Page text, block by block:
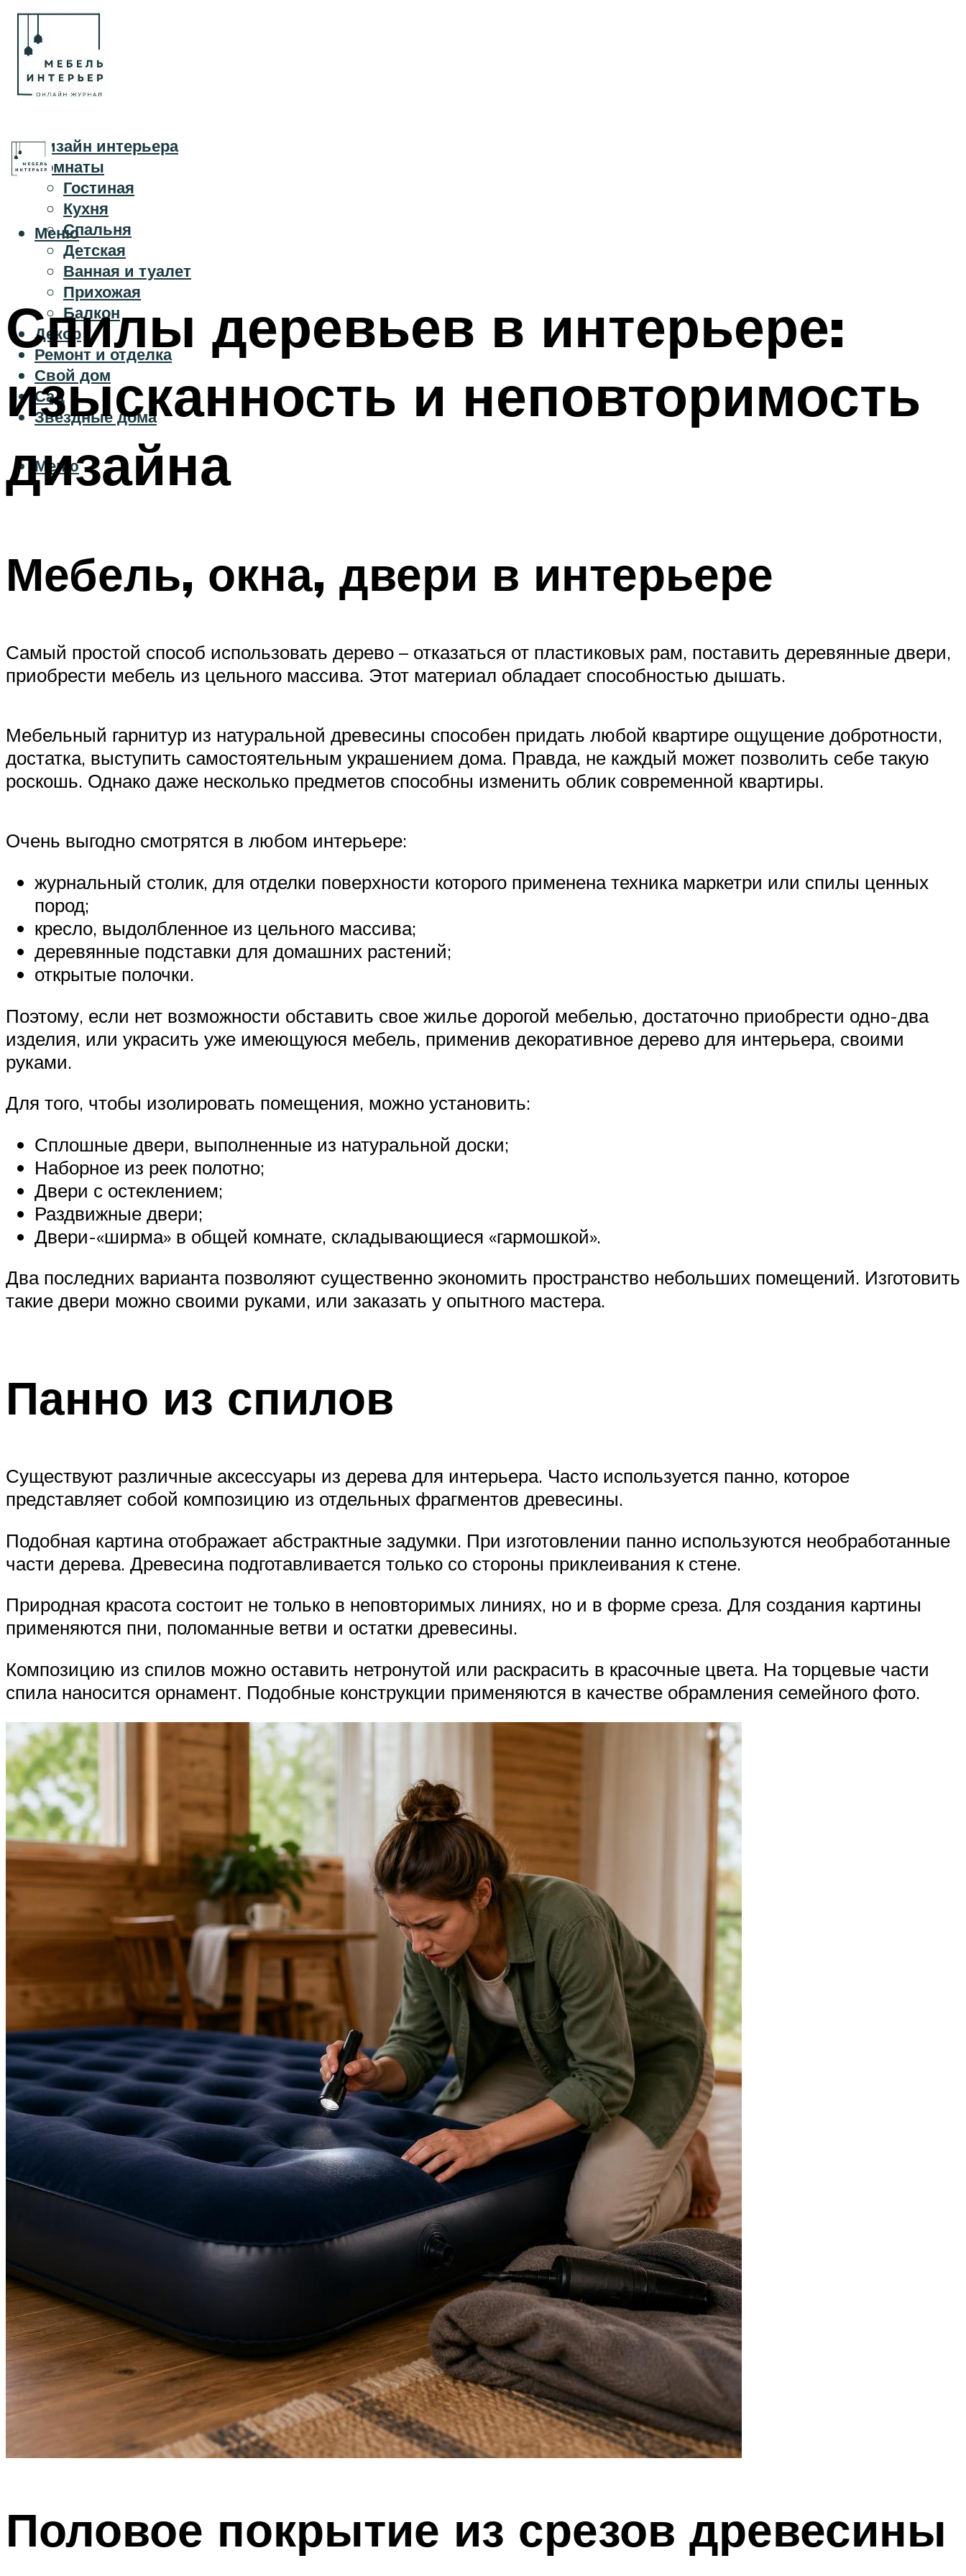
Дизайн интерьера
Комнаты
Гостиная
Кухня
Спальня
Детская
Ванная и туалет
Прихожая
Балкон
Декор
Ремонт и отделка
Свой дом
Сад
Звездные дома
Меню
Меню
Спилы деревьев в интерьере:
изысканность и неповторимость
дизайна
Мебель, окна, двери в интерьере
Самый простой способ использовать дерево – отказаться от пластиковых рам, поставить деревянные двери,
приобрести мебель из цельного массива. Этот материал обладает способностью дышать.
Мебельный гарнитур из натуральной древесины способен придать любой квартире ощущение добротности,
достатка, выступить самостоятельным украшением дома. Правда, не каждый может позволить себе такую
роскошь. Однако даже несколько предметов способны изменить облик современной квартиры.
Очень выгодно смотрятся в любом интерьере:
журнальный столик, для отделки поверхности которого применена техника маркетри или спилы ценных
пород;
кресло, выдолбленное из цельного массива;
деревянные подставки для домашних растений;
открытые полочки.
Поэтому, если нет возможности обставить свое жилье дорогой мебелью, достаточно приобрести одно-два
изделия, или украсить уже имеющуюся мебель, применив декоративное дерево для интерьера, своими
руками.
Для того, чтобы изолировать помещения, можно установить:
Сплошные двери, выполненные из натуральной доски;
Наборное из реек полотно;
Двери с остеклением;
Раздвижные двери;
Двери-«ширма» в общей комнате, складывающиеся «гармошкой».
Два последних варианта позволяют существенно экономить пространство небольших помещений. Изготовить
такие двери можно своими руками, или заказать у опытного мастера.
Панно из спилов
Существуют различные аксессуары из дерева для интерьера. Часто используется панно, которое
представляет собой композицию из отдельных фрагментов древесины.
Подобная картина отображает абстрактные задумки. При изготовлении панно используются необработанные
части дерева. Древесина подготавливается только со стороны приклеивания к стене.
Природная красота состоит не только в неповторимых линиях, но и в форме среза. Для создания картины
применяются пни, поломанные ветви и остатки древесины.
Композицию из спилов можно оставить нетронутой или раскрасить в красочные цвета. На торцевые части
спила наносится орнамент. Подобные конструкции применяются в качестве обрамления семейного фото.
Половое покрытие из срезов древесины